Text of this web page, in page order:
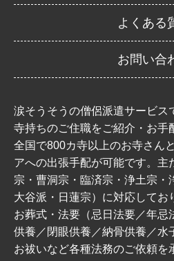
よくある
お問い合
涙そうそうの僧侶派遣サービス
寺持ちのご住職をご紹介・お手
全国で800カ寺以上のお寺さん
アへの出張手配が可能です。主
宗・曹洞宗・臨済宗・浄土宗・
大谷派・日蓮宗）に対応してお
お葬式・法要（忌日法要／年忌
供養／閉眼供養／納骨供養／水
お祓いなど各種法務のご依頼を